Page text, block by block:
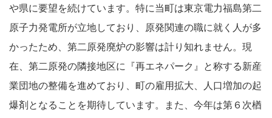
や県に要望を続けています。特に当町は東京電力福島第二
原子力発電所が立地しており、原発関連の職に就く人が多
かったため、第二原発廃炉の影響は計り知れません。現
在、第二原発の隣接地区に『再エネパーク』と称する新産
業団地の整備を進めており、町の雇用拡大、人口増加の起
爆剤となることを期待しています。また、今年は第６次楢